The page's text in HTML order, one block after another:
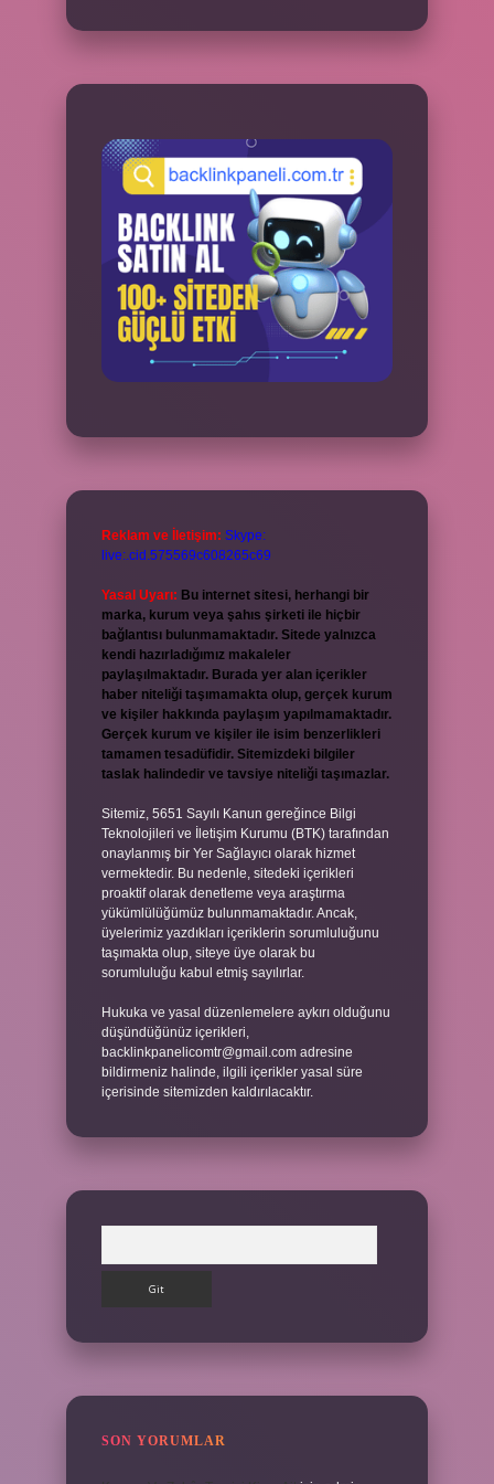
Reklam ve İletişim: Skype:
live:.cid.575569c608265c69
Yasal Uyarı: Bu internet sitesi, herhangi bir
marka, kurum veya şahıs şirketi ile hiçbir
bağlantısı bulunmamaktadır. Sitede yalnızca
kendi hazırladığımız makaleler
paylaşılmaktadır. Burada yer alan içerikler
haber niteliği taşımamakta olup, gerçek kurum
ve kişiler hakkında paylaşım yapılmamaktadır.
Gerçek kurum ve kişiler ile isim benzerlikleri
tamamen tesadüfidir. Sitemizdeki bilgiler
taslak halindedir ve tavsiye niteliği taşımazlar.
Sitemiz, 5651 Sayılı Kanun gereğince Bilgi
Teknolojileri ve İletişim Kurumu (BTK) tarafından
onaylanmış bir Yer Sağlayıcı olarak hizmet
vermektedir. Bu nedenle, sitedeki içerikleri
proaktif olarak denetleme veya araştırma
yükümlülüğümüz bulunmamaktadır. Ancak,
üyelerimiz yazdıkları içeriklerin sorumluluğunu
taşımakta olup, siteye üye olarak bu
sorumluluğu kabul etmiş sayılırlar.
Hukuka ve yasal düzenlemelere aykırı olduğunu
düşündüğünüz içerikleri,
backlinkpanelicomtr@gmail.com adresine
bildirmeniz halinde, ilgili içerikler yasal süre
içerisinde sitemizden kaldırılacaktır.
SON YORUMLAR